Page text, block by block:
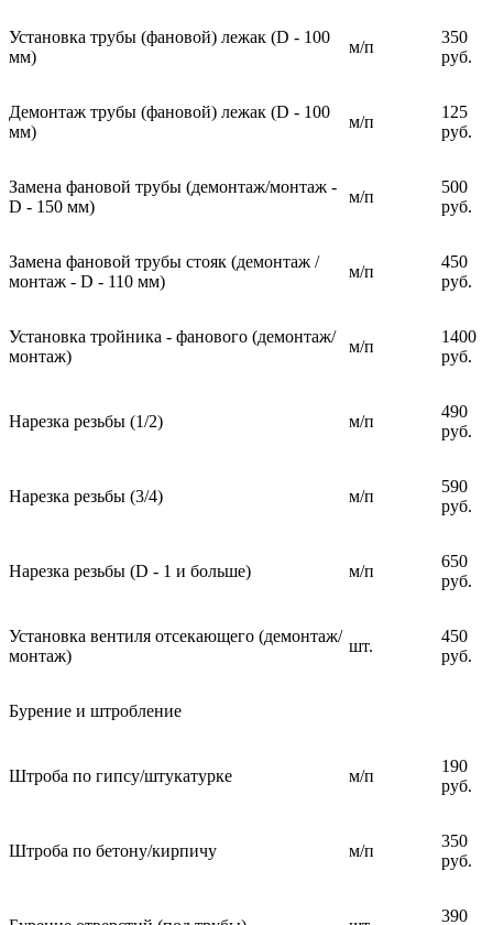
Установка трубы (фановой) лежак (D - 100
мм)
м/п
350
руб.
Демонтаж трубы (фановой) лежак (D - 100
мм)
м/п
125
руб.
Замена фановой трубы (демонтаж/монтаж -
D - 150 мм)
м/п
500
руб.
Замена фановой трубы стояк (демонтаж /
монтаж - D - 110 мм)
м/п
450
руб.
Установка тройника - фанового (демонтаж/
монтаж)
м/п
1400
руб.
Нарезка резьбы (1/2) м/п
490
руб.
Нарезка резьбы (3/4) м/п
590
руб.
Нарезка резьбы (D - 1 и больше) м/п
650
руб.
Установка вентиля отсекающего (демонтаж/
монтаж)
шт.
450
руб.
Бурение и штробление
Штроба по гипсу/штукатурке м/п
190
руб.
Штроба по бетону/кирпичу м/п
350
руб.
390